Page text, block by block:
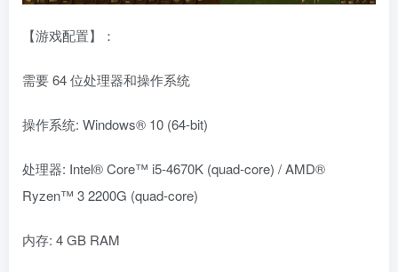
【游戏配置】：
需要 64 位处理器和操作系统
操作系统: Windows® 10 (64-bit)
处理器: Intel® Core™ i5-4670K (quad-core) / AMD®
Ryzen™ 3 2200G (quad-core)
内存: 4 GB RAM